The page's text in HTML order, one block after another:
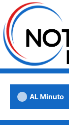
AL Minuto
crisis